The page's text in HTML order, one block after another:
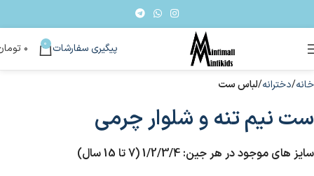
پیگیری سفارشات 0 ۰
خانه دخترانه لباس ست
ست نیم تنه و شلوار چرمی
سایز های موجود در هر جین: 1/2/3/4 (7 تا 15 سال)